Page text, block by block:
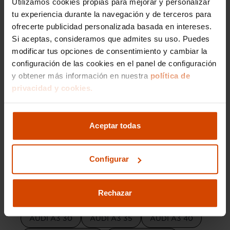
Utilizamos cookies propias para mejorar y personalizar
tu experiencia durante la navegación y de terceros para
ofrecerte publicidad personalizada basada en intereses.
Si aceptas, consideramos que admites su uso. Puedes
modificar tus opciones de consentimiento y cambiar la
configuración de las cookies en el panel de configuración
y obtener más información en nuestra política de
privacidad y cookies.
Aceptar todas
Configurar
Rechazar
personalizado durante todo el proceso de
compra. Gracias a nuestra experiencia y
reputación, garantizamos que cada vehículo
disponible ha sido rigurosamente
inspeccionado, ofreciendo la máxima garantía
posible. Es por esto que financiar tu Audi A3
Sportback en Huesca con Flexicar es una opción
segura y confiable, con la que podrás disfrutar
Versiones del modelo
AUDI A3 Sedan AUDI A3 Sportback
AUDI A3 30 AUDI A3 35 AUDI A3 40